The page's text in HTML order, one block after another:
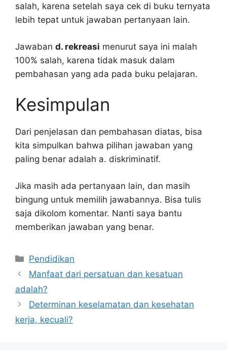
salah, karena setelah saya cek di buku ternyata
lebih tepat untuk jawaban pertanyaan lain.
Jawaban d. rekreasi menurut saya ini malah
100% salah, karena tidak masuk dalam
pembahasan yang ada pada buku pelajaran.
Kesimpulan
Dari penjelasan dan pembahasan diatas, bisa
kita simpulkan bahwa pilihan jawaban yang
paling benar adalah a. diskriminatif.
Jika masih ada pertanyaan lain, dan masih
bingung untuk memilih jawabannya. Bisa tulis
saja dikolom komentar. Nanti saya bantu
memberikan jawaban yang benar.
Kategori
Pendidikan
Manfaat dari persatuan dan kesatuan
adalah?
Determinan keselamatan dan kesehatan
kerja, kecuali?